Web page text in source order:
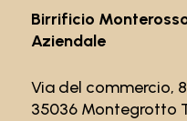
Birrificio
Aziendale
Via del commercio,
35036 Montegrotto